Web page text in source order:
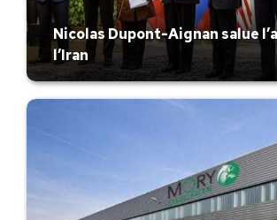
Nicolas Dupont-Aignan salue
l’Iran